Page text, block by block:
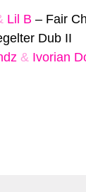
Lil B – Fair
Dub II
& Ivorian